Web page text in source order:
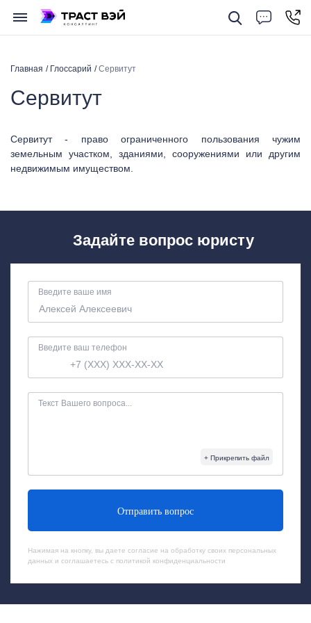
Главная Глоссарий Сервитут
Сервитут
Cервитут - право ограниченного пользования чужим
земельным участком, зданиями, сооружениями или другим
недвижимым имуществом.
Задайте вопрос юристу
Введите ваше имя
Введите ваш телефон
Текст Вашего вопроса...
+ Прикрепить файл
Отправить вопрос
Нажимая на кнопку, вы даете согласие на обработку своих персональных
данных и соглашаетесь с политикой конфиденциальности